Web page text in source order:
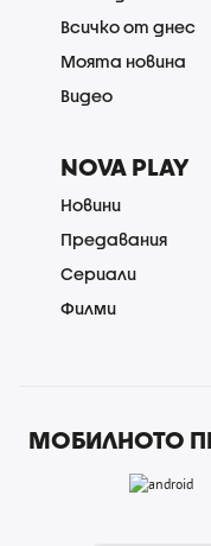
Всичко от днес
Моята новина
Видео
NOVA PLAY
Новини
Предавания
Сериали
Филми
МОБИЛНОТО